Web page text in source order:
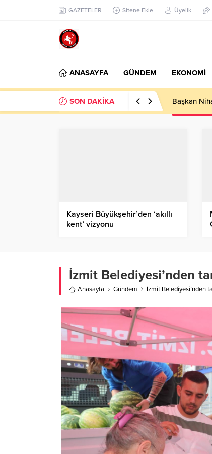
GAZETELER Sitene Ekle Üyelik
ANASAYFA GÜNDEM EKONOMİ
SON DAKİKA Başkan
Kayseri Büyükşehir’den ‘akıllı
kent’ vizyonu
İzmit Belediyesi’nden
Anasayfa Gündem İzmit Belediyesi’nden